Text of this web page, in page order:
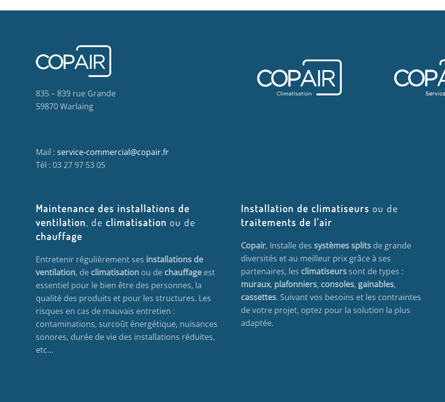
835 – 839 rue Grande
59870 Warlaing
Mail : service-commercial@copair.fr
Tél : 03 27 97 53 05
Maintenance des installations de
ventilation, de climatisation ou de
chauffage
Entretenir régulièrement ses installations de
ventilation, de climatisation ou de chauffage est
essentiel pour le bien être des personnes, la
qualité des produits et pour les structures. Les
risques en cas de mauvais entretien :
contaminations, surcoût énergétique, nuisances
sonores, durée de vie des installations réduites,
etc…
Installation de climatiseurs ou de
traitements de l'air
Copair, Installe des systèmes splits de grande
diversités et au meilleur prix grâce à ses
partenaires, les climatiseurs sont de types :
muraux, plafonniers, consoles, gainables,
cassettes. Suivant vos besoins et les contraintes
de votre projet, optez pour la solution la plus
adaptée.